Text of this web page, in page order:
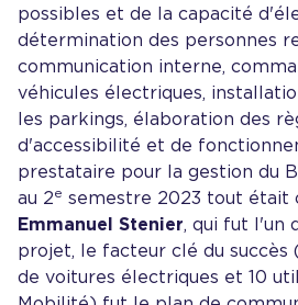
possibles et de la capacité
détermination des personnes
communication interne,
véhicules électriques,
les parkings, élaboration des
d'accessibilité et de
prestataire pour la gestion du
au 2e semestre 2023 tout était
Emmanuel Stenier, qui fut l'un
projet, le facteur clé du succès
de voitures électriques et 10